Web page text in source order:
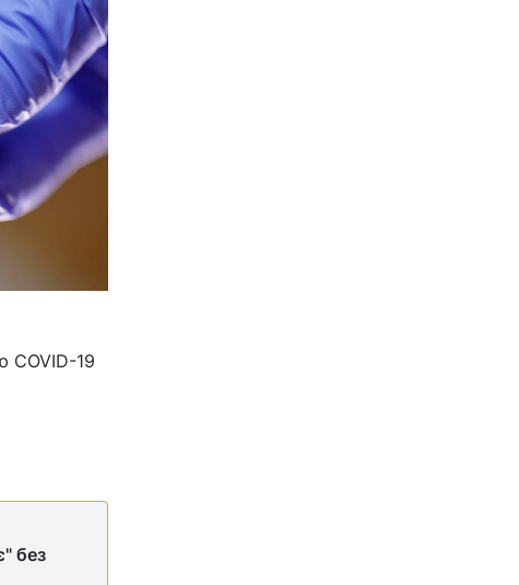
COVID-19
без